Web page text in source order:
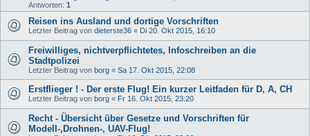
Antworten: 1
Reisen ins Ausland und dortige Vorschriften
Letzter Beitrag von dieterste36 « Di 20. Okt 2015, 16:10
Freiwilliges, nichtverpflichtetes, Infoschreiben an die
Stadtpolizei
Letzter Beitrag von borg « Sa 17. Okt 2015, 22:08
Erstflieger ! - Der erste Flug! Ein kurzer Leitfaden für D, A, CH
Letzter Beitrag von borg « Fr 16. Okt 2015, 23:20
Recht - Übersicht über Gesetze und Vorschriften für
Modell-,Drohnen-, UAV-Flug!